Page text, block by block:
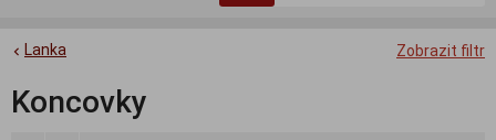
Zobrazit filtr
Lanka
Koncovky